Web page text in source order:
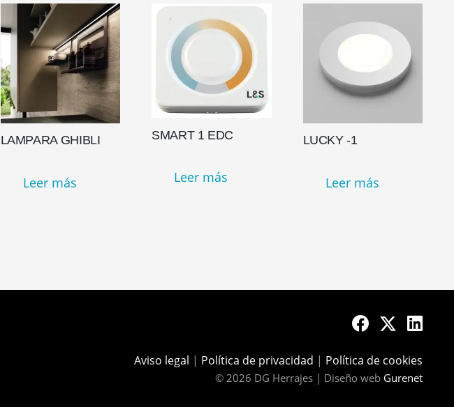
LAMPARA GHIBLI
Leer más
SMART 1 EDC
Leer más
LUCKY -1
Leer más
Aviso legal | Política de privacidad | Política de cookies
© 2026 DG Herrajes | Diseño web Gurenet